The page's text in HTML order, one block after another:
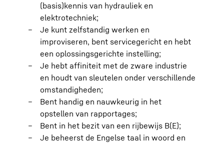
(basis)kennis van hydrauliek en
elektrotechniek;
Je kunt zelfstandig werken en
improviseren, bent servicegericht en hebt
een oplossingsgerichte instelling;
Je hebt affiniteit met de zware industrie
en houdt van sleutelen onder verschillende
omstandigheden;
Bent handig en nauwkeurig in het
opstellen van rapportages;
Bent in het bezit van een rijbewijs B(E);
Je beheerst de Engelse taal in woord en